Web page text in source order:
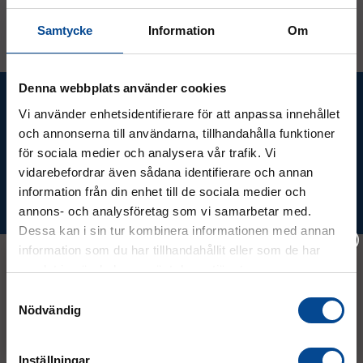
Samtycke Information Om
Denna webbplats använder cookies
Vi använder enhetsidentifierare för att anpassa innehållet
och annonserna till användarna, tillhandahålla funktioner
för sociala medier och analysera vår trafik. Vi
vidarebefordrar även sådana identifierare och annan
information från din enhet till de sociala medier och
annons- och analysföretag som vi samarbetar med.
Dessa kan i sin tur kombinera informationen med annan
information som du har tillhandahållit eller som de har
samlat in när du har använt deras tjänster.
Nödvändig
Inställningar
Ta del av våra bästa erbjudanden &
nyheter!
Prenumerera
08 - 544 401 50